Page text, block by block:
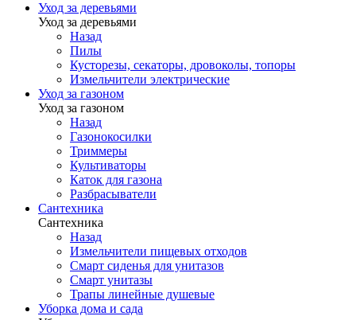
Уход за деревьями
Уход за деревьями
Назад
Пилы
Кусторезы, секаторы, дровоколы, топоры
Измельчители электрические
Уход за газоном
Уход за газоном
Назад
Газонокосилки
Триммеры
Культиваторы
Каток для газона
Разбрасыватели
Сантехника
Сантехника
Назад
Измельчители пищевых отходов
Смарт сиденья для унитазов
Смарт унитазы
Трапы линейные душевые
Уборка дома и сада